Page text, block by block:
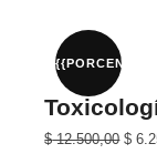
era:
$ 25.000,00.$
El
$12.500,00El
$